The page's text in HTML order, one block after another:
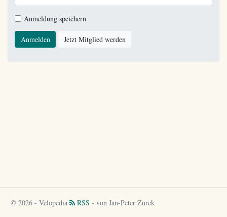
Anmeldung speichern
Anmelden Jetzt Mitglied werden
© 2026 - Velopedia RSS - von Jan-Peter Zurek